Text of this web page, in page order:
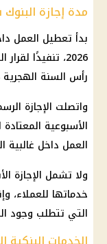
مدة إجازة
2026، تنفيذًا
رأس السنة الهجرية 1448 هـ.
واتصلت الإجازة
الأسبوعية
العمل داخل غالبية
ولا تشمل الإجازة
خدماتها للعملاء،
التي تتطلب وجود